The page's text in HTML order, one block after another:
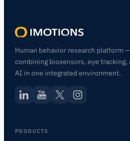
Human behavior research platform —
combining biosensors, eye tracking,
AI in one integrated environment.
PRODUCTS